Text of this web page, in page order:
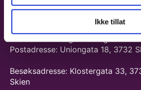
Ikke tillat
Postadresse: Uniongata 18, 3732
Besøksadresse: Klostergata 33,
Skien